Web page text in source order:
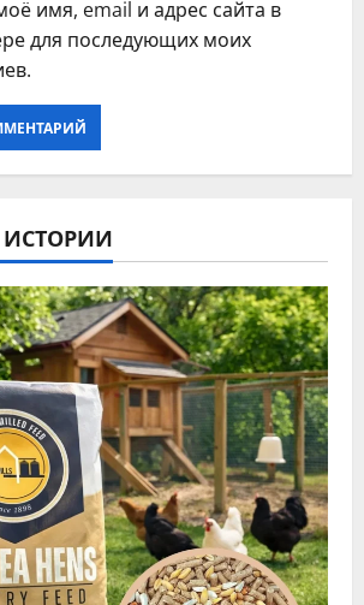
имя, email и адрес сайта в
для последующих моих